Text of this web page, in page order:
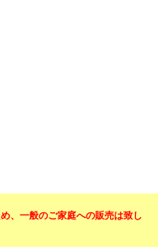
、一般のご家庭への販売は致し